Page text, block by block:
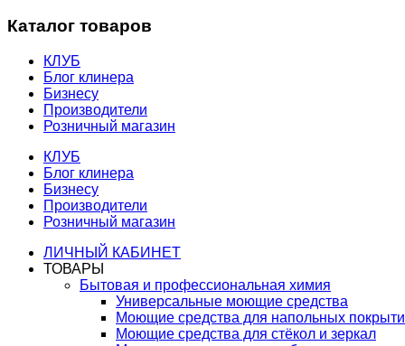
Каталог товаров
КЛУБ
Блог клинера
Бизнесу
Производители
Розничный магазин
КЛУБ
Блог клинера
Бизнесу
Производители
Розничный магазин
ЛИЧНЫЙ КАБИНЕТ
ТОВАРЫ
Бытовая и профессиональная химия
Универсальные моющие средства
Моющие средства для напольных
Моющие средства для стёкол и зеркал